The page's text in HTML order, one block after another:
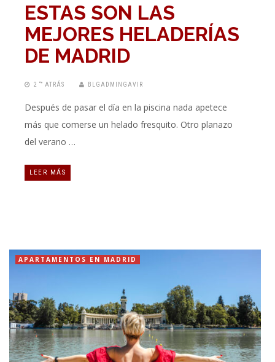
ESTAS SON LAS
MEJORES HELADERÍAS
DE MADRID
2 “” ATRÁS BLGADMINGAVIR
Después de pasar el día en la piscina nada apetece
más que comerse un helado fresquito. Otro planazo
del verano …
LEER MÁS
APARTAMENTOS EN MADRID